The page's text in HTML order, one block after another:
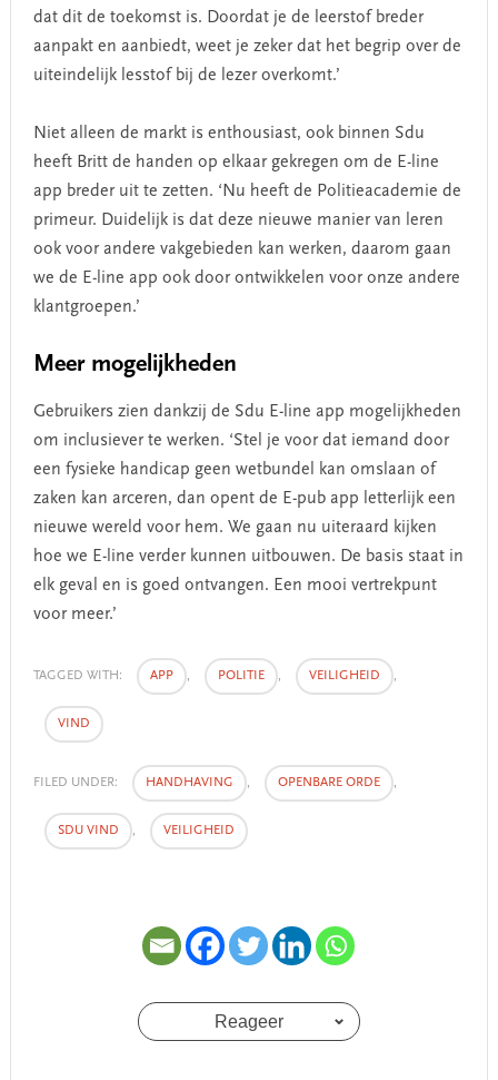
dat dit de toekomst is. Doordat je de leerstof breder
aanpakt en aanbiedt, weet je zeker dat het begrip over de
uiteindelijk lesstof bij de lezer overkomt.’
Niet alleen de markt is enthousiast, ook binnen Sdu
heeft Britt de handen op elkaar gekregen om de E-line
app breder uit te zetten. ‘Nu heeft de Politieacademie de
primeur. Duidelijk is dat deze nieuwe manier van leren
ook voor andere vakgebieden kan werken, daarom gaan
we de E-line app ook door ontwikkelen voor onze andere
klantgroepen.’
Meer mogelijkheden
Gebruikers zien dankzij de Sdu E-line app mogelijkheden
om inclusiever te werken. ‘Stel je voor dat iemand door
een fysieke handicap geen wetbundel kan omslaan of
zaken kan arceren, dan opent de E-pub app letterlijk een
nieuwe wereld voor hem. We gaan nu uiteraard kijken
hoe we E-line verder kunnen uitbouwen. De basis staat in
elk geval en is goed ontvangen. Een mooi vertrekpunt
voor meer.’
TAGGED WITH: APP , POLITIE , VEILIGHEID ,
VIND
FILED UNDER: HANDHAVING , OPENBARE ORDE ,
SDU VIND , VEILIGHEID
Reageer